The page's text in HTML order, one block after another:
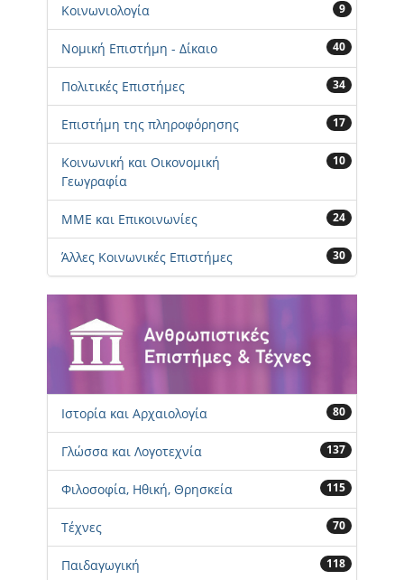
Κοινωνιολογία 9
Νομική Επιστήμη - Δίκαιο 40
Πολιτικές Επιστήμες 34
Επιστήμη της πληροφόρησης 17
Κοινωνική και Οικονομική
Γεωγραφία
10
ΜΜΕ και Επικοινωνίες 24
Άλλες Κοινωνικές Επιστήμες 30
Ιστορία και Αρχαιολογία 80
Γλώσσα και Λογοτεχνία 137
Φιλοσοφία, Ηθική, Θρησκεία 115
Τέχνες 70
Παιδαγωγική 118